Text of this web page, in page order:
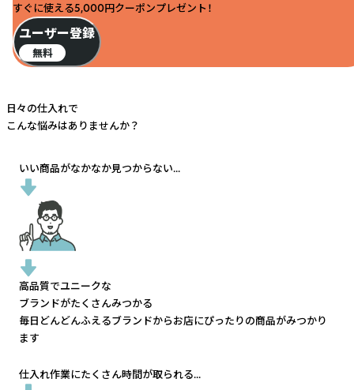
すぐに使える5,000円クーポンプレゼント！
ユーザー登録
無料
日々の仕入れで
こんな悩みはありませんか？
いい商品がなかなか見つからない...
高品質でユニークな
ブランドがたくさんみつかる
毎日どんどんふえるブランドからお店にぴったりの商品がみつかり
ます
仕入れ作業にたくさん時間が取られる...